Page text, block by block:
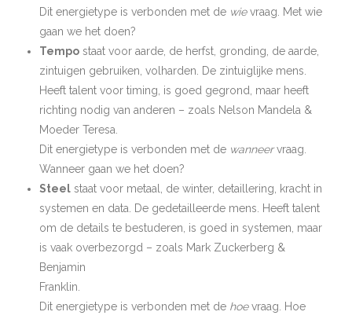
Dit energietype is verbonden met de wievraag. Met wie
gaan we het doen?
Tempo staat voor aarde, de herfst, gronding, de aarde,
zintuigen gebruiken, volharden. De zintuiglijke mens.
Heeft talent voor timing, is goed gegrond, maar heeft
richting nodig van anderen – zoals Nelson Mandela &
Moeder Teresa.
Dit energietype is verbonden met de wanneervraag.
Wanneer gaan we het doen?
Steel staat voor metaal, de winter, detaillering, kracht in
systemen en data. De gedetailleerde mens. Heeft talent
om de details te bestuderen, is goed in systemen, maar
is vaak overbezorgd – zoals Mark Zuckerberg &
Benjamin
Franklin.
Dit energietype is verbonden met de hoevraag. Hoe